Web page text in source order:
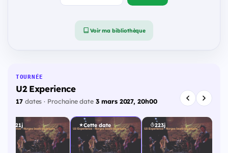
Voir ma bibliothèque
TOURNÉE
U2 Experience
17dates · Prochaine date3 mars 2027, 20h00
221j Cette date 223j